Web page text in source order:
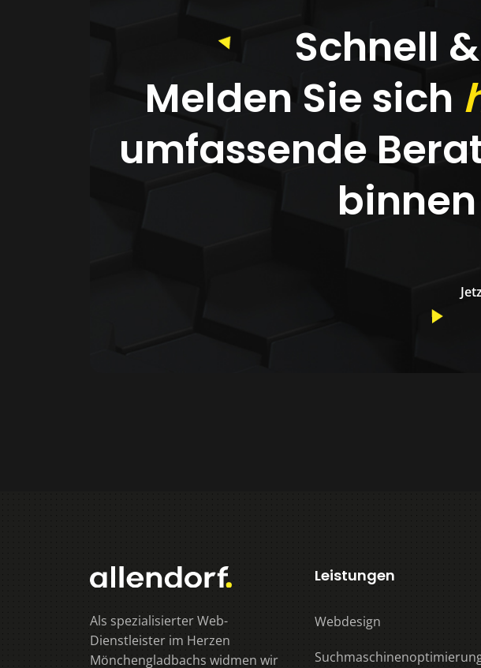
Schnell
Melden Sie sich
umfassende
Als spezialisierter Web-
Dienstleister im Herzen
Mönchengladbachs widmen wir
Leistungen
Webdesign